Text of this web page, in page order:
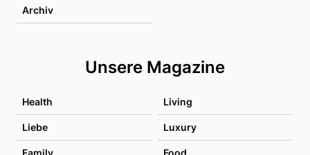
Archiv
Unsere Magazine
Health Living
Liebe Luxury
Family Food